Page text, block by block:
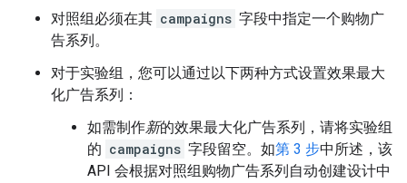
对照组必须在其 campaigns 字段中指定一个购物广
告系列。
对于实验组，您可以通过以下两种方式设置效果最大
化广告系列：
如需制作新的效果最大化广告系列，请将实验组
的 campaigns 字段留空。如第 3 步中所述，该
API 会根据对照组购物广告系列自动创建设计中